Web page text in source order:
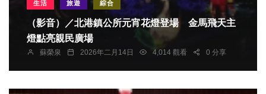
生活 旅遊 綜合
（影音）／北港鎮公所元宵花燈登場 金馬飛天主
燈點亮親民廣場
蘇榮泉 2026年二月14日 4,014 觀看 0 分享